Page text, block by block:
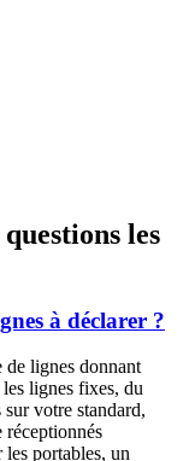
les
à déclarer ?
de lignes donnant
lignes fixes, du
votre standard,
réceptionnés
portables, un